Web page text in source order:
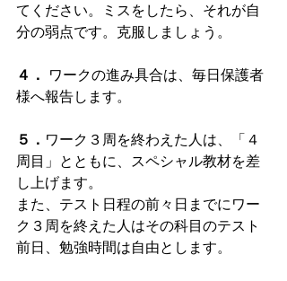
てください。ミスをしたら、それが自
分の弱点です。克服しましょう。
４．
ワークの進み具合は、毎日保護者
様へ報告します。
５． ワーク３周を終わえた人は、「４
周目」とともに、スペシャル教材を差
し上げます。
また、テスト日程の前々日までにワー
ク３周を終えた人はその科目のテスト
前日、勉強時間は自由とします。